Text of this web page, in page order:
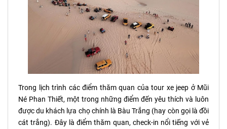
Trong lịch trình các điểm thăm quan của tour xe jeep ở Mũi
Né Phan Thiết, một trong những điểm đến yêu thích và luôn
được du khách lựa chọ chính là Bàu Trắng (hay còn gọi là đồi
cát trắng). Đây là điểm thăm quan, check-in nổi tiếng với vẻ